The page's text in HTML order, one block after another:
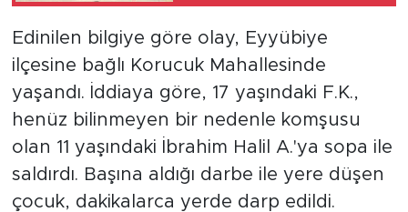
Edinilen bilgiye göre olay, Eyyübiye
ilçesine bağlı Korucuk Mahallesinde
yaşandı. İddiaya göre, 17 yaşındaki F.K.,
henüz bilinmeyen bir nedenle komşusu
olan 11 yaşındaki İbrahim Halil A.'ya sopa ile
saldırdı. Başına aldığı darbe ile yere düşen
çocuk, dakikalarca yerde darp edildi.